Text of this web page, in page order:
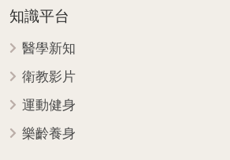
知識平台
醫學新知
衛教影片
運動健身
樂齡養身